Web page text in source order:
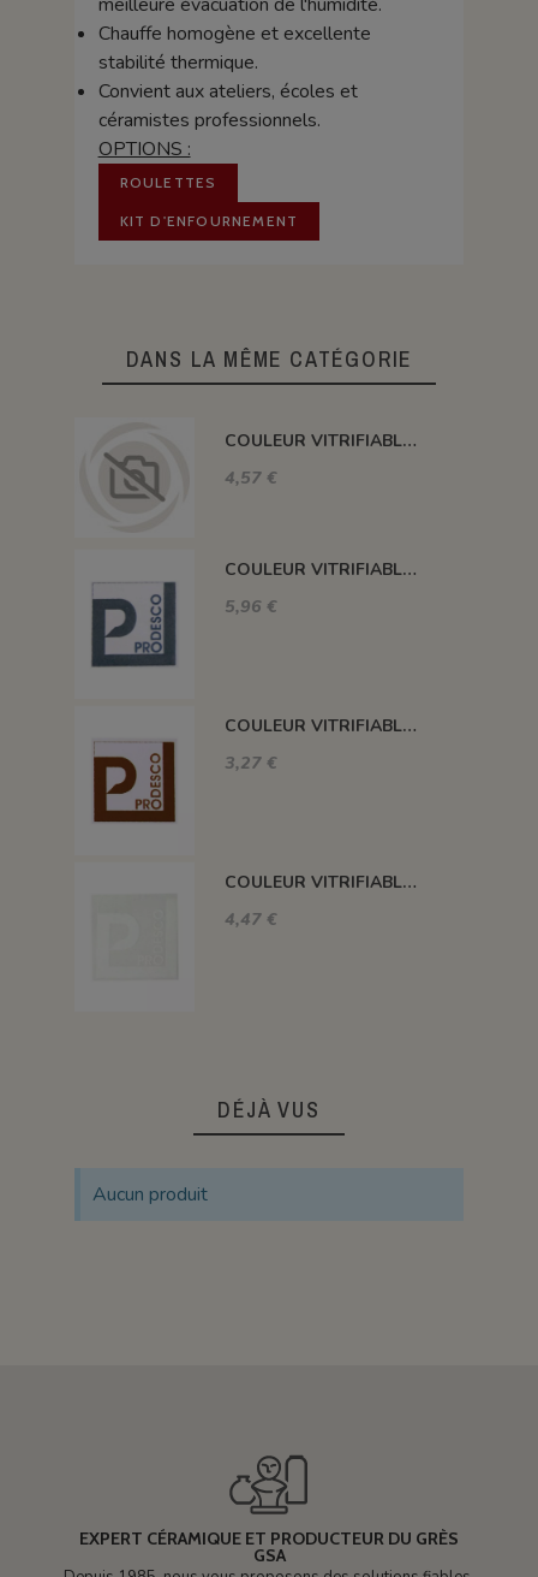
Chauffe homogène et excellente
stabilité thermique.
Convient aux ateliers, écoles et
céramistes professionnels.
OPTIONS :
ROULETTES
KIT D'ENFOURNEMENT
DANS LA MÊME CATÉGORIE
COULEUR VITRIFIABLE DÉCOR SANS PLOMB JAUNE VA105
4,57 €
COULEUR VITRIFIABLE DÉCOR SANS PLOMB GRIS VA116
5,96 €
COULEUR VITRIFIABLE DÉCOR SANS PLOMB CHOCOLAT VA109
3,27 €
COULEUR VITRIFIABLE DÉCOR SANS PLOMB BLANC VA103
4,47 €
DÉJÀ VUS
Aucun produit
EXPERT CÉRAMIQUE ET PRODUCTEUR DU GRÈS
GSA